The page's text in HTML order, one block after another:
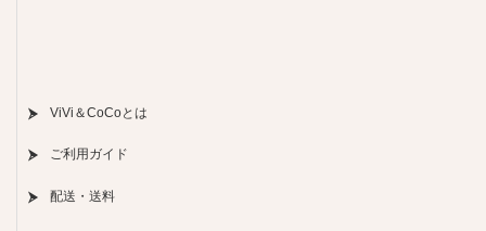
ViVi＆CoCoとは
ご利用ガイド
配送・送料